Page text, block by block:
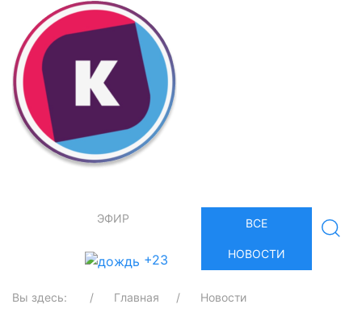
ЭФИР
+23
ВСЕ
НОВОСТИ
Вы здесь: Главная Новости